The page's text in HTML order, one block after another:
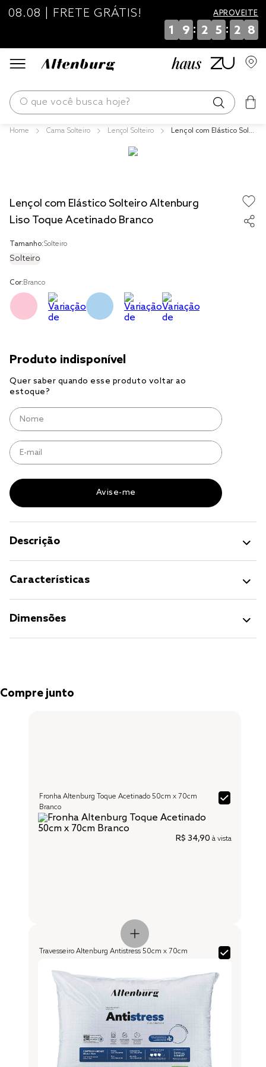
08.08 | FRETE GRÁTIS! APROVEITE
1 9 : 2 5 : 2 8
O que você busca hoje?
Cama Solteiro Lençol Solteiro
Lençol com Elástico Solte
Lençol com Elástico Solteiro Altenburg
Liso Toque Acetinado Branco
Tamanho:Solteiro
Solteiro
Cor:Branco
Descrição
Características
Dimensões
Compre junto
Fronha Altenburg Toque Acetinado 50cm x 70cm
Branco
R$ 34,90 à vista
Travesseiro Altenburg Antistress 50cm x 70cm
fronha
jogos cama
travesseiro
cobre leito
jogo cama casal